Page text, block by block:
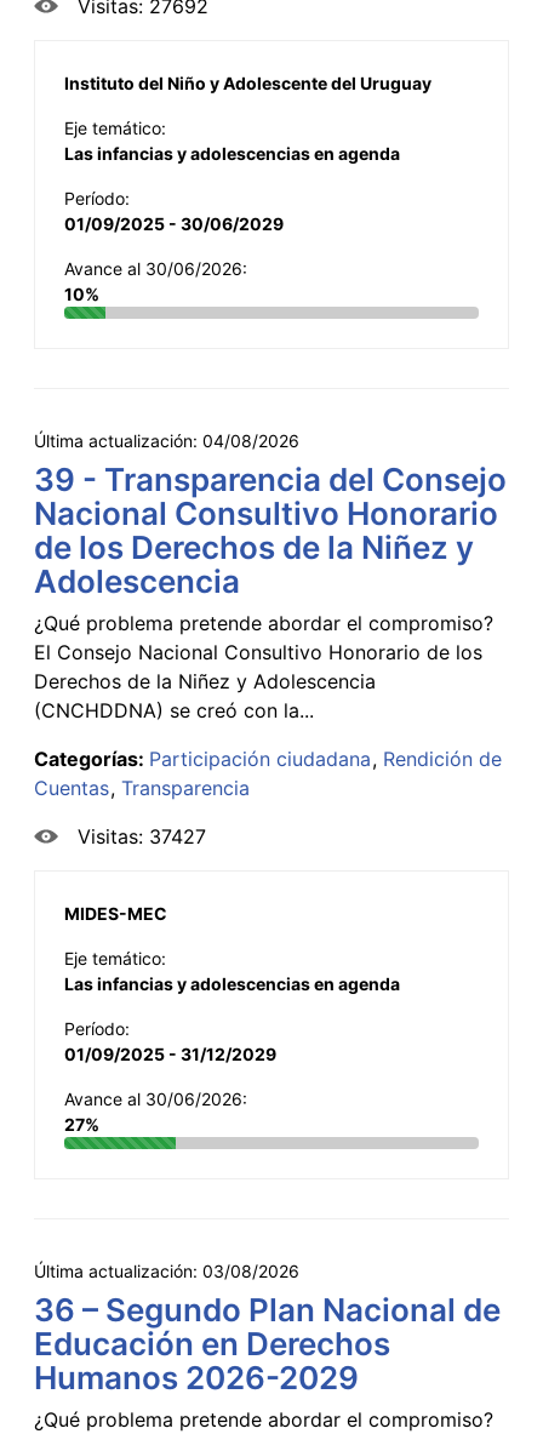
Visitas: 27692
Instituto del Niño y Adolescente del Uruguay
Eje temático:
Las infancias y adolescencias en agenda
Período:
01/09/2025 - 30/06/2029
Avance al 30/06/2026:
10%
Última actualización: 04/08/2026
39 - Transparencia del Consejo
Nacional Consultivo Honorario
de los Derechos de la Niñez y
Adolescencia
¿Qué problema pretende abordar el compromiso?
El Consejo Nacional Consultivo Honorario de los
Derechos de la Niñez y Adolescencia
(CNCHDDNA) se creó con la...
Categorías: Participación ciudadana Rendición de
Cuentas Transparencia
Visitas: 37427
MIDES-MEC
Eje temático:
Las infancias y adolescencias en agenda
Período:
01/09/2025 - 31/12/2029
Avance al 30/06/2026:
27%
Última actualización: 03/08/2026
36 – Segundo Plan Nacional de
Educación en Derechos
Humanos 2026-2029
¿Qué problema pretende abordar el compromiso?